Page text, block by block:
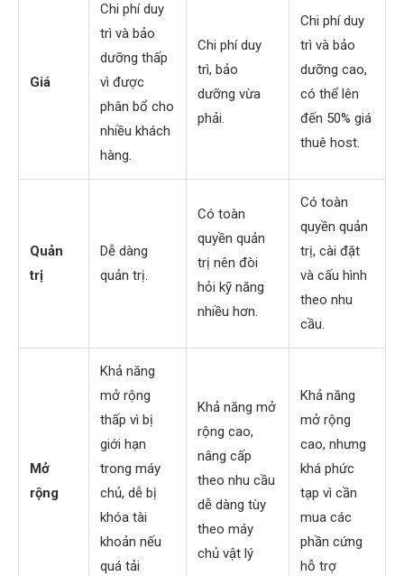
Giá
Chi phí duy
trì và bảo
dưỡng thấp
vì được
phân bổ cho
nhiều khách
hàng.
Chi phí duy
trì, bảo
dưỡng vừa
phải.
Chi phí duy
trì và bảo
dưỡng cao,
có thể lên
đến 50% giá
thuê host.
Quản
trị
Dễ dàng
quản trị.
Có toàn
quyền quản
trị nên đòi
hỏi kỹ năng
nhiều hơn.
Có toàn
quyền quản
trị, cài đặt
và cấu hình
theo nhu
cầu.
Mở
rộng
Khả năng
mở rộng
thấp vì bị
giới hạn
trong máy
chủ, dễ bị
khóa tài
khoản nếu
quá tải
Khả năng mở
rộng cao,
nâng cấp
theo nhu cầu
dễ dàng tùy
theo máy
chủ vật lý
Khả năng
mở rộng
cao, nhưng
khá phức
tạp vì cần
mua các
phần cứng
hỗ trợ